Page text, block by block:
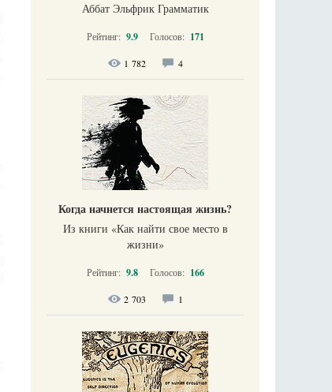
Аббат Эльфрик Грамматик
Рейтинг: 9.9 Голосов: 171
1 782 4
Когда начнется настоящая жизнь?
Из книги «Как найти свое место в
жизни​»
Рейтинг: 9.8 Голосов: 166
2 703 1